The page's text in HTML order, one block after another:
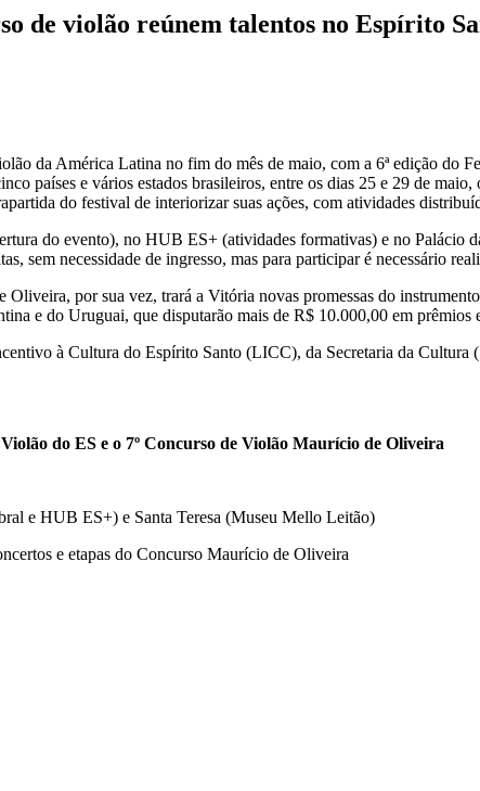
de violão reúnem talentos no Espírito
da América Latina no fim do mês de maio, com a 6ª edição
países e vários estados brasileiros, entre os dias 25 e 29 de
do festival de interiorizar suas ações, com atividades
do evento), no HUB ES+ (atividades formativas) e no
sem necessidade de ingresso, mas para participar é necessário
por sua vez, trará a Vitória novas promessas do
e do Uruguai, que disputarão mais de R$ 10.000,00 em
à Cultura do Espírito Santo (LICC), da Secretaria da Cultura
do ES e o 7º Concurso de Violão Maurício de Oliveira
e HUB ES+) e Santa Teresa (Museu Mello Leitão)
e etapas do Concurso Maurício de Oliveira